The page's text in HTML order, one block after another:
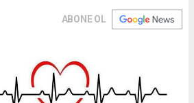
ABONE OL